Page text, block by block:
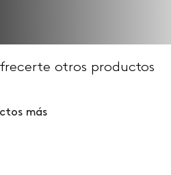
otros productos
más